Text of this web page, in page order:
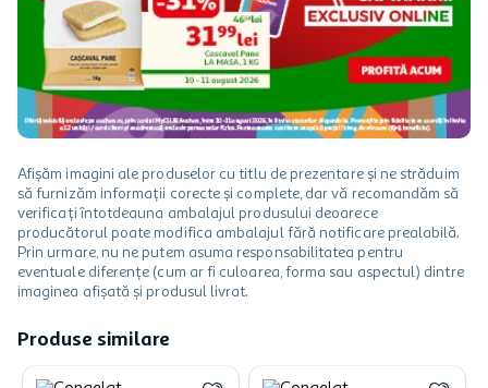
Afișăm imagini ale produselor cu titlu de prezentare și ne străduim
să furnizăm informații corecte și complete, dar vă recomandăm să
verificați întotdeauna ambalajul produsului deoarece
producătorul poate modifica ambalajul fără notificare prealabilă.
Prin urmare, nu ne putem asuma responsabilitatea pentru
eventuale diferențe (cum ar fi culoarea, forma sau aspectul) dintre
imaginea afișată și produsul livrat.
Produse similare